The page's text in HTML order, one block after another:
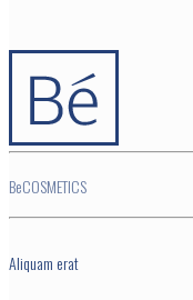
BeCOSMETICS
Aliquam erat